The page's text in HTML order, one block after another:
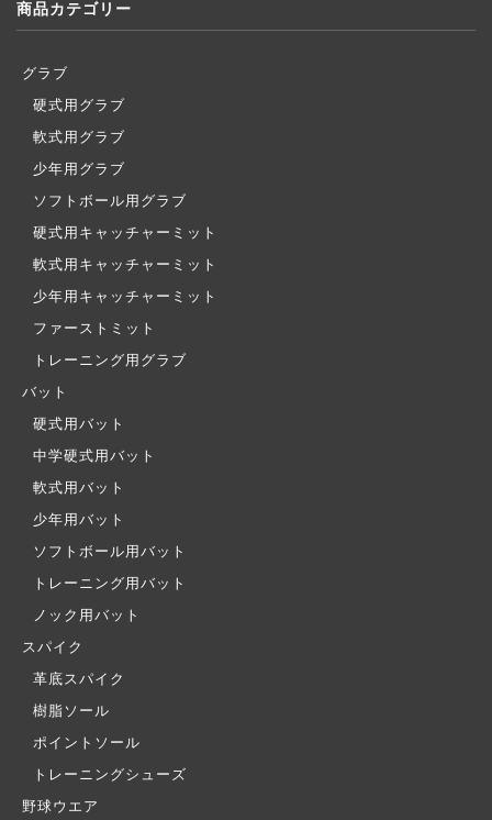
商品カテゴリー
グラブ
硬式用グラブ
軟式用グラブ
少年用グラブ
ソフトボール用グラブ
硬式用キャッチャーミット
軟式用キャッチャーミット
少年用キャッチャーミット
ファーストミット
トレーニング用グラブ
バット
硬式用バット
中学硬式用バット
軟式用バット
少年用バット
ソフトボール用バット
トレーニング用バット
ノック用バット
スパイク
革底スパイク
樹脂ソール
ポイントソール
トレーニングシューズ
野球ウエア